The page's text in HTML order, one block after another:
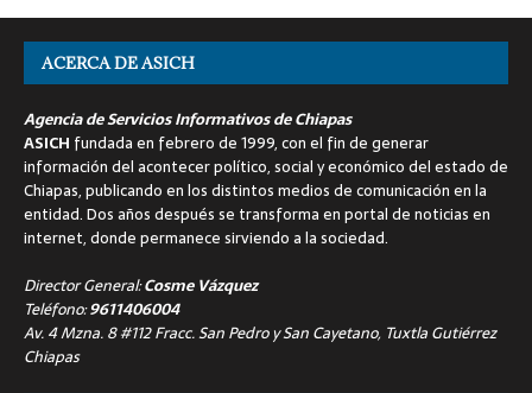
ACERCA DE ASICH
Agencia de Servicios Informativos de Chiapas
ASICH fundada en febrero de 1999, con el fin de generar
información del acontecer político, social y económico del estado de
Chiapas, publicando en los distintos medios de comunicación en la
entidad. Dos años después se transforma en portal de noticias en
internet, donde permanece sirviendo a la sociedad.
Director General:Cosme Vázquez
Teléfono:9611406004
Av. 4 Mzna. 8 #112 Fracc. San Pedro y San Cayetano, Tuxtla Gutiérrez
Chiapas